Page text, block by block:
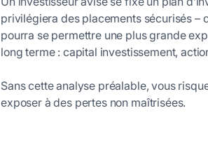
privilégiera des placements sécurisés –
pourra se permettre une plus grande
long terme : capital investissement,
Sans cette analyse préalable, vous
exposer à des pertes non maîtrisées.